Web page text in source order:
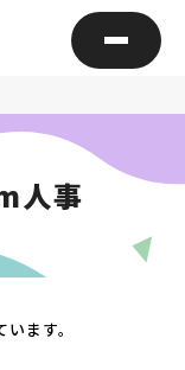
人事
ます。